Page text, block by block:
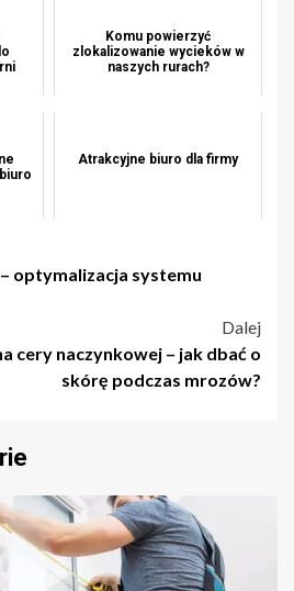
Komu powierzyć
zlokalizowanie wycieków w
naszych rurach?
Atrakcyjne biuro dla firmy
optymalizacja systemu
Dalej
cery naczynkowej – jak dbać o
skórę podczas mrozów?